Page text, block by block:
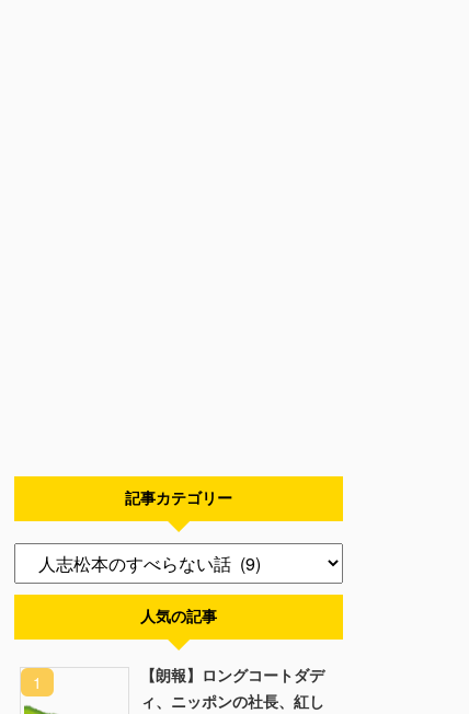
記事カテゴリー
人気の記事
【朗報】ロングコートダデ
ィ、ニッポンの社長、紅し